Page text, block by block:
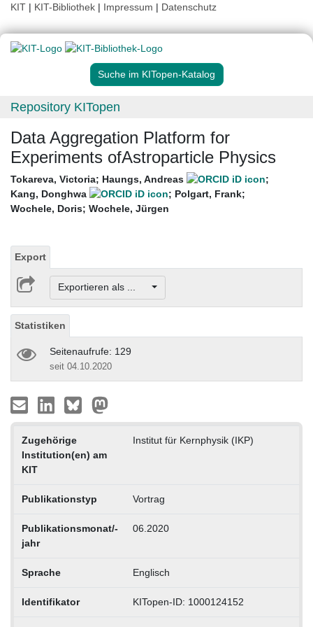
KIT | KIT-Bibliothek | Impressum | Datenschutz
Suche im KITopen-Katalog
Repository KITopen
Data Aggregation Platform for
Experiments ofAstroparticle Physics
Tokareva, Victoria; Haungs, Andreas
;
Kang, Donghwa
; Polgart, Frank;
Wochele, Doris; Wochele, Jürgen
Export
Exportieren als ...
Statistiken
Seitenaufrufe: 129
seit 04.10.2020
Zugehörige
Institution(en) am
KIT
Institut für Kernphysik (IKP)
Publikationstyp Vortrag
Publikationsmonat/-
jahr
06.2020
Sprache Englisch
Identifikator KITopen-ID: 1000124152